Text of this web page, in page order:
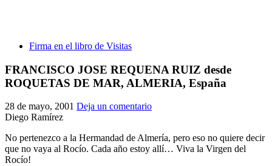
Firma en el libro de Visitas
FRANCISCO JOSE REQUENA RUIZ desde
ROQUETAS DE MAR, ALMERIA, España
28 de mayo, 2001 Deja un comentario
Diego Ramírez
No pertenezco a la Hermandad de Almería, pero eso no quiere decir
que no vaya al Rocío. Cada año estoy allí… Viva la Virgen del
Rocío!
¿Cuándo es la romería del Rocío?
¿Cuántas hermandades participan en la romería?
¿Cuándo se construyó la primera ermita?
El traslado cada siete años